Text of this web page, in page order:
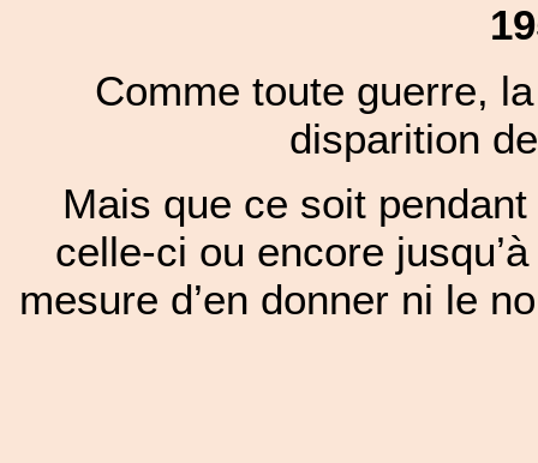
Comme toute guerre,
disparition
Mais que ce soit
celle-ci ou encore
mesure d’en donner ni le